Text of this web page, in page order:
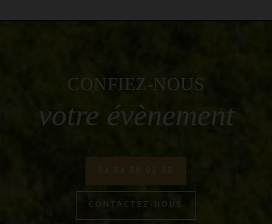
CONFIEZ-NOUS
votre évènement
04 84 88 02 35
CONTACTEZ-NOUS